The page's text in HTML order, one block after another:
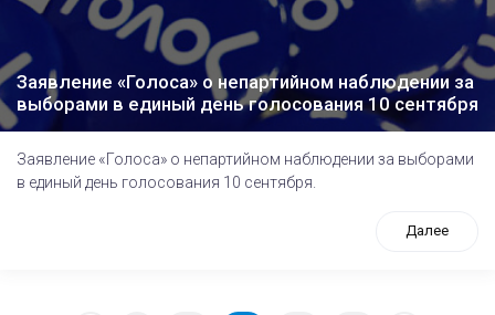
Заявление «Голоса» о непартийном наблюдении за
выборами в единый день голосования 10 сентября
Заявление «Голоса» о непартийном наблюдении за выборами
в единый день голосования 10 сентября.
Далее